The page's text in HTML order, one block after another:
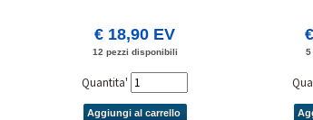
€ 18,90 EV
12 pezzi disponibili
Quantita'
Aggiungi al carrello
5